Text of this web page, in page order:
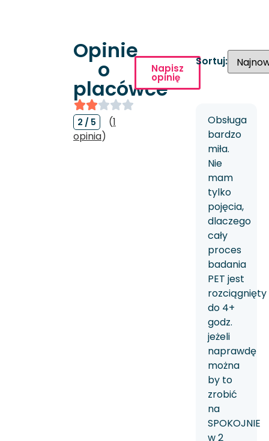
Opinie
o
placówce
2 / 5 (1
opinia)
Napisz
opinię
Sortuj:
Obsługa
bardzo
miła.
Nie
mam
tylko
pojęcia,
dlaczego
cały
proces
badania
PET jest
rozciągnięty
do 4+
godz.
jeżeli
naprawdę
można
by to
zrobić
na
SPOKOJNIE
w 2